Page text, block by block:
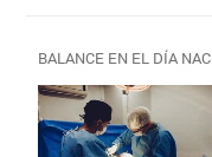
BALANCE EN EL DÍA